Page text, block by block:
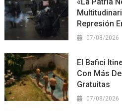
Represión
07/08/2026
El Bafici
Con Más
Gratuitas
07/08/2026